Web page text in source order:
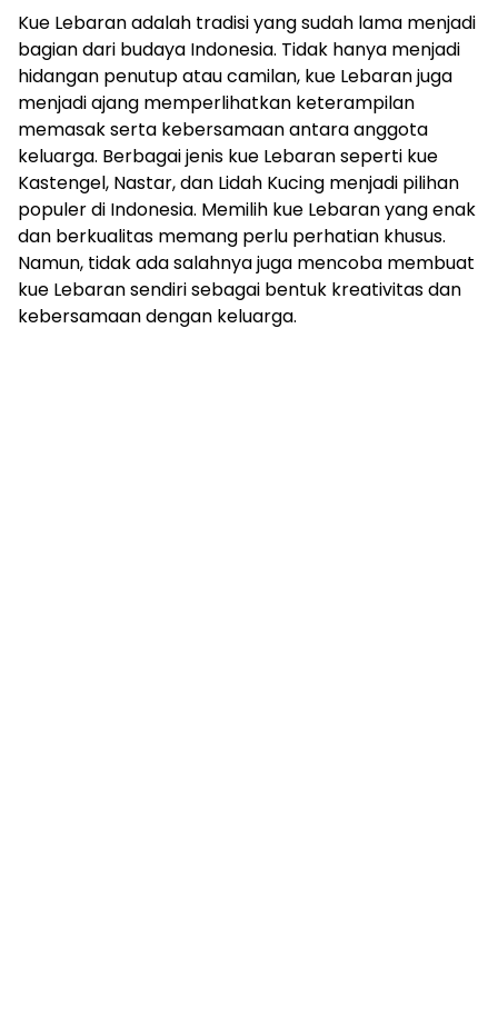
Kue Lebaran adalah tradisi yang sudah lama menjadi
bagian dari budaya Indonesia. Tidak hanya menjadi
hidangan penutup atau camilan, kue Lebaran juga
menjadi ajang memperlihatkan keterampilan
memasak serta kebersamaan antara anggota
keluarga. Berbagai jenis kue Lebaran seperti kue
Kastengel, Nastar, dan Lidah Kucing menjadi pilihan
populer di Indonesia. Memilih kue Lebaran yang enak
dan berkualitas memang perlu perhatian khusus.
Namun, tidak ada salahnya juga mencoba membuat
kue Lebaran sendiri sebagai bentuk kreativitas dan
kebersamaan dengan keluarga.